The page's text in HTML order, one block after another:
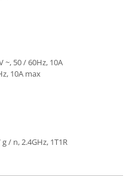
~, 50 / 60Hz, 10A
10A max
/ n, 2.4GHz, 1T1R